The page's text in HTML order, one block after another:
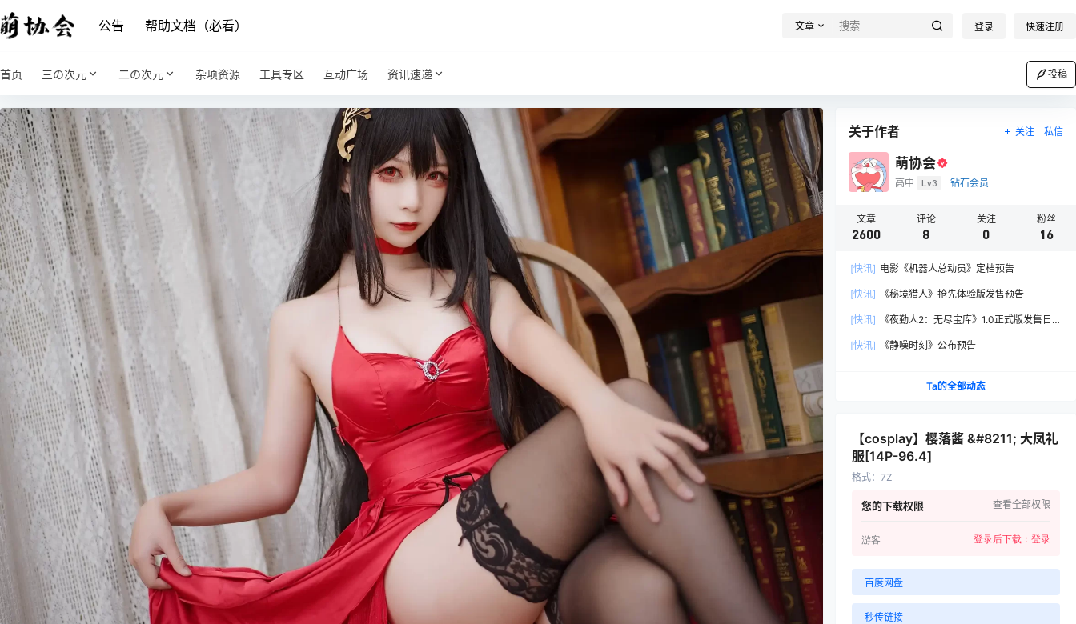
公告 帮助文档（必看） 文章 登录 快速注册
首页 三の次元 二の次元 杂项资源 工具专区 互动广场 资讯速递 投稿
关于作者 关注 私信
萌协会
高中 Lv3 钻石会员
文章
2600
评论
8
关注
0
粉丝
16
[快讯] 电影《机器人总动员》定档预告
[快讯] 《秘境猎人》抢先体验版发售预告
[快讯]
《夜勤人2：无尽宝库》1.0正式版发售日预
[快讯]
《静噪时刻》公布预告
Ta的全部动态
【cosplay】樱落酱 &#8211; 大凤礼
服[14P-96.4]
格式： 7Z
您的下载权限 查看全部权限
游客 登录后下载： 登录
百度网盘
秒传链接